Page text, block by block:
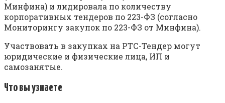
Минфина) и лидировала по количеству
корпоративных тендеров по 223-ФЗ (согласно
Мониторингу закупок по 223-ФЗ от Минфина).
Участвовать в закупках на РТС-Тендер могут
юридические и физические лица, ИП и
самозанятые.
Что вы узнаете